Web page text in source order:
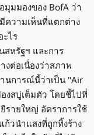
มุมมองของ BofA ว่า
ความเห็นที่แตกต่าง
ไร
สหรัฐฯ และการ
งต่อเนื่องว่าสภาพ
นการณ์นี้ว่าเป็น "Air
งสบู่เต็มตัว โดยชี้ไปที่
รายใหญ่ อัตราการใช้
ก้วนำแสงที่ถูกทิ้งร้าง